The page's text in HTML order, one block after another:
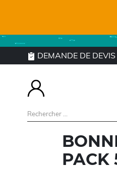
DEMANDE DE DEVIS
PACK